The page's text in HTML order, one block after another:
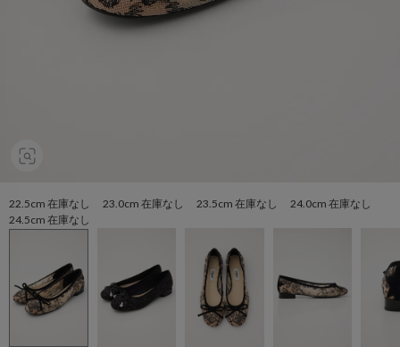
22.5cm 在庫なし 23.0cm 在庫なし 23.5cm 在庫なし 24.0cm 在庫なし
24.5cm 在庫なし